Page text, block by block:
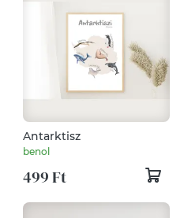
Antarktisz
benol
499 Ft